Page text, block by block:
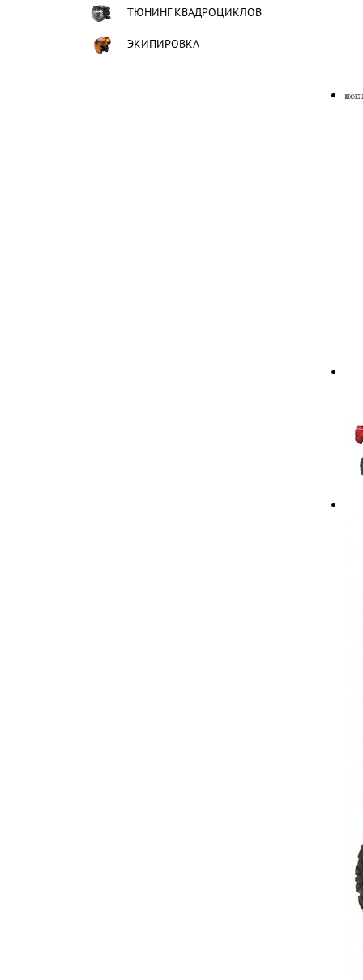
ТЮНИНГ КВАДРОЦИКЛОВ
ЭКИПИРОВКА